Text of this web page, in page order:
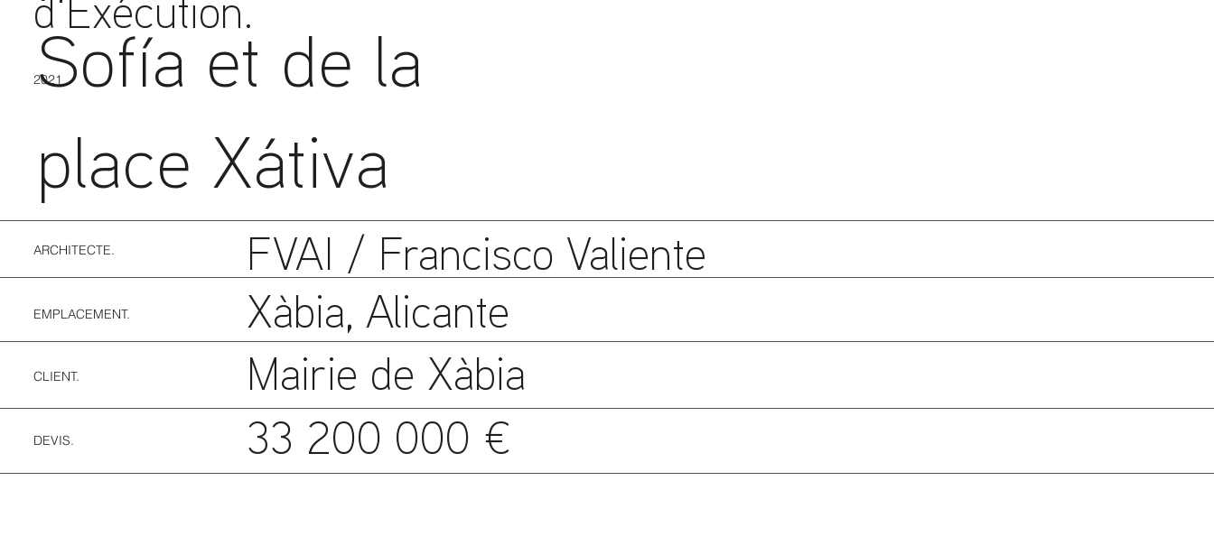
ARCHITECTE.
FVAI / Francisco Valiente
Xàbia, Alicante
EMPLACEMENT.
Mairie de Xàbia
CLIENT.
33 200 000 €
DEVIS.
Sofía et de la
place Xátiva
d'Exécution.
2021